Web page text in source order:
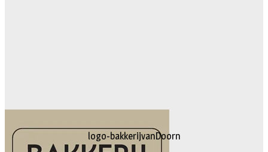
logo-bakkerijvanDoorn